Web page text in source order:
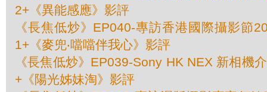
2+《異能感應》影評
《長焦低炒》EP040-專訪香港國際攝影節
1+《麥兜‧噹噹伴我心》影評
《長焦低炒》EP039-Sony HK NEX 新相機
+《陽光姊妹淘》影評